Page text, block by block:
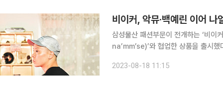
비이커, 악뮤·백예린 이어 나
삼성물산 패션부문이 전개하는 ‘비이
na’mm’se)’와 협업한 상품을 출시
을 제공하는 플랫폼으로, 패션을 넘어
2023-08-18 11:15